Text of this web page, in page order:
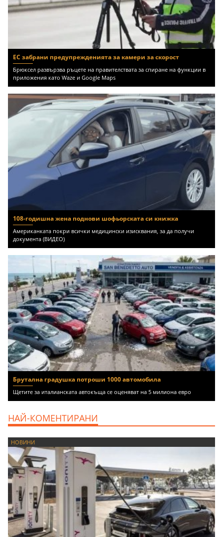
ЕС забрани предупрежденията за камери за скорост
Брюксел развързва ръцете на правителствата за спиране на функции в
приложения като Waze и Google Maps
108-годишна жена поднови шофьорската си книжка
Американката покри всички медицински изисквания, за да получи
документа (ВИДЕО)
Брутална градушка потроши 1000 автомобила
Щетите за италианската автокъща се оценяват на 5 милиона евро
НАЙ-КОМЕНТИРАНИ
НОВИНИ